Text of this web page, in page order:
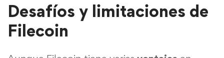
Desafíos y limitaciones de
Filecoin